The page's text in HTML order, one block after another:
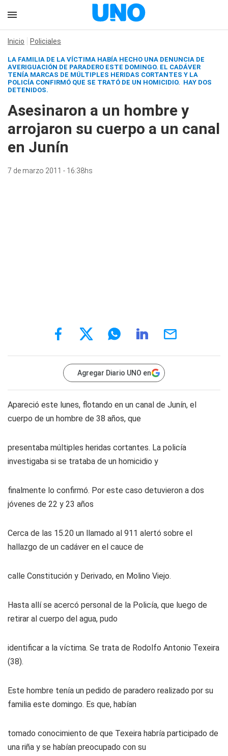
Inicio Policiales
LA FAMILIA DE LA VÍCTIMA HABÍA HECHO UNA DENUNCIA DE
AVERIGUACIÓN DE PARADERO ESTE DOMINGO. EL CADÁVER
TENÍA MARCAS DE MÚLTIPLES HERIDAS CORTANTES Y LA
POLICÍA CONFIRMÓ QUE SE TRATÓ DE UN HOMICIDIO. HAY DOS
DETENIDOS.
Asesinaron a un hombre y
arrojaron su cuerpo a un canal
en Junín
7 de marzo 2011 - 16:38hs
Agregar Diario UNO en
Apareció este lunes, flotando en un canal de Junín, el
cuerpo de un hombre de 38 años, que
presentaba múltiples heridas cortantes. La policía
investigaba si se trataba de un homicidio y
finalmente lo confirmó. Por este caso detuvieron a dos
jóvenes de 22 y 23 años
Cerca de las 15.20 un llamado al 911 alertó sobre el
hallazgo de un cadáver en el cauce de
calle Constitución y Derivado, en Molino Viejo.
Hasta allí se acercó personal de la Policía, que luego de
retirar al cuerpo del agua, pudo
identificar a la víctima. Se trata de Rodolfo Antonio Texeira
(38).
Este hombre tenía un pedido de paradero realizado por su
familia este domingo. Es que, habían
tomado conocimiento de que Texeira habría participado de
una riña y se habían preocupado con su